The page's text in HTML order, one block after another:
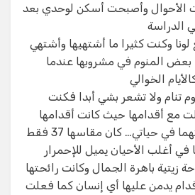
الأحوال وأصبحت أسكن لوحدي بعد
الدراسة
وكنت كثيرا ما أشتهيها وأشتهي
بعض المنوم في مشروبها عندما
الخوالي
تنام ولا تشعر بشي أبدا فكنت
مع أقدامها حيث كانت أقدامها
فعلا أجمل قدمان رأيتهما في حياتي… كان مقاسها 37 فقط
في أغلب الأحيان يميل للإحمرار
زيتية باهرة الجمال وكانت رائحتها
يدمن عليها أي إنسان كما فعلت